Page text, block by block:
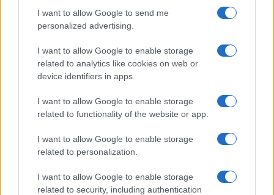
I want to allow Google to send me
personalized advertising.
I want to allow Google to enable storage
related to analytics like cookies on web or
device identifiers in apps.
I want to allow Google to enable storage
related to functionality of the website or app.
I want to allow Google to enable storage
related to personalization.
I want to allow Google to enable storage
related to security, including authentication
baja de maternidad
La FIFA anunció que las futbolistas profesionales recibirán…
DEPORTES